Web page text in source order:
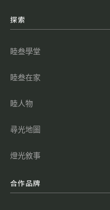
探索
睦叁學堂
睦叁在家
睦人物
尋光地圖
燈光敘事
合作品牌